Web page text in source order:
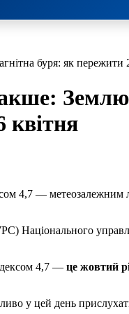
буря: як пережити
квітня
4,7 — метеозалежним
Національного
4,7 — це жовтий
у цей день